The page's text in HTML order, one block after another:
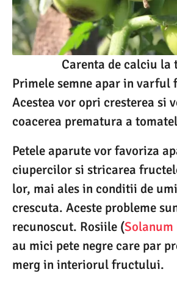
Carenta de calciu la
Primele semne apar in varful
Acestea vor opri cresterea si
coacerea prematura a
Petele aparute vor favoriza
ciupercilor si stricarea
lor, mai ales in conditii de
crescuta. Aceste probleme
recunoscut. Rosiile (
au mici pete negre care par
merg in interiorul fructului.